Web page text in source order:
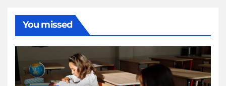
You missed